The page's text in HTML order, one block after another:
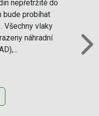
nepřetržitě do
bude probíhat
Všechny vlaky
náhradní